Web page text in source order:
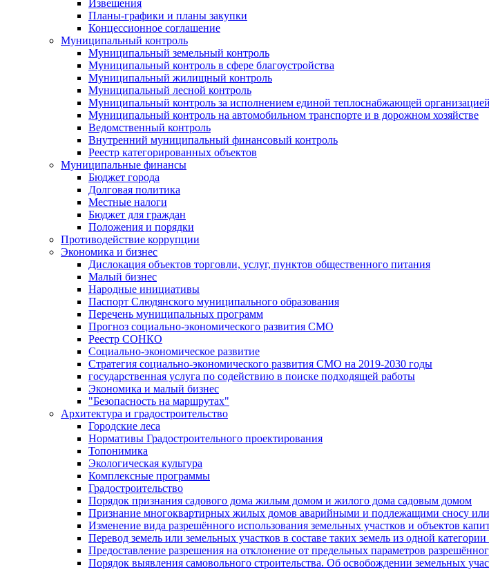
Извещения
Планы-графики и планы закупки
Концессионное соглашение
Муниципальный контроль
Муниципальный земельный контроль
Муниципальный контроль в сфере благоустройства
Муниципальный жилищный контроль
Муниципальный лесной контроль
Муниципальный контроль за исполнением единой теплоснабжающей организацией
Муниципальный контроль на автомобильном транспорте и в дорожном хозяйстве
Ведомственный контроль
Внутренний муниципальный финансовый контроль
Реестр категорированных объектов
Муниципальные финансы
Бюджет города
Долговая политика
Местные налоги
Бюджет для граждан
Положения и порядки
Противодействие коррупции
Экономика и бизнес
Дислокация объектов торговли, услуг, пунктов общественного питания
Малый бизнес
Народные инициативы
Паспорт Слюдянского муниципального образования
Перечень муниципальных программ
Прогноз социально-экономического развития СМО
Реестр СОНКО
Социально-экономическое развитие
Стратегия социально-экономического развития СМО на 2019-2030 годы
государственная услуга по содействию в поиске подходящей работы
Экономика и малый бизнес
"Безопасность на маршрутах"
Архитектура и градостроительство
Городские леса
Нормативы Градостроительного проектирования
Топонимика
Экологическая культура
Комплексные программы
Градостроительство
Порядок признания садового дома жилым домом и жилого дома садовым домом
Признание многоквартирных жилых домов аварийными и подлежащими сносу или
Изменение вида разрешённого использования земельных участков и объектов
Перевод земель или земельных участков в составе таких земель из одной
Предоставление разрешения на отклонение от предельных параметров
Порядок выявления самовольного строительства. Об освобождении земельных